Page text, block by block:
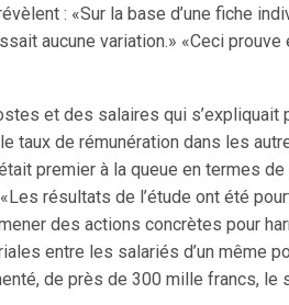
: «Sur la base d’une fiche
aucune variation.» «Ceci prouve
et des salaires qui s’expliquait
de rémunération dans les
premier à la queue en termes
résultats de l’étude ont été
des actions concrètes pour
entre les salariés d’un même
de près de 300 mille francs,